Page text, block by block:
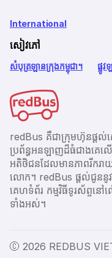
International
សៀវភៅ
សំបុត្រឡានក្រុងកម្ពុជា។ ផ្លូវ
redBus គឺជាក្រុមហ៊ុនផ្តល់ស
ប្រព័ន្ធអនឡាញដ៏ធំជាងគ
អតិថិជនដែលមានភាពរីករ
លោក។ redBus ផ្ដល់ជូននូវ
គេហទំព័រ កម្មវិធីទូរស័ព្ចន
ទាំងអស់។
Ⓒ 2026 REDBUS